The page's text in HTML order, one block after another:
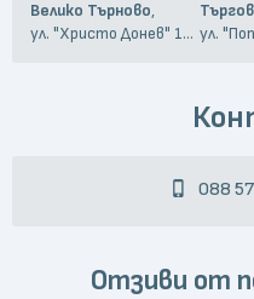
Велико Търново,
ул. "Христо Донев" 10В
088
Отзиви от